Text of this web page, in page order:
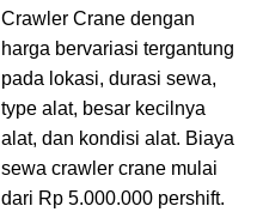
Crawler Crane dengan
harga bervariasi tergantung
pada lokasi, durasi sewa,
type alat, besar kecilnya
alat, dan kondisi alat. Biaya
sewa crawler crane mulai
dari Rp 5.000.000 pershift.